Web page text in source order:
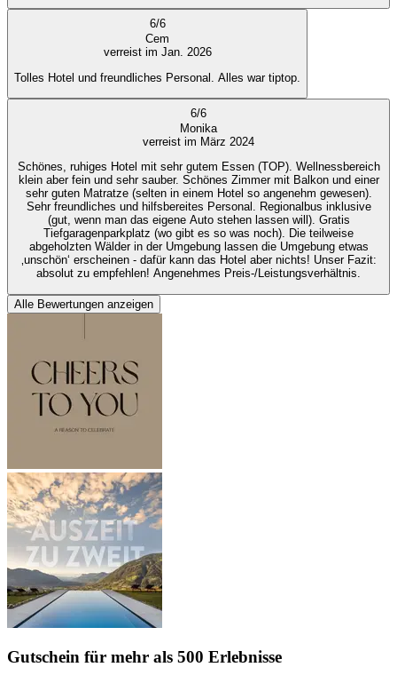
6/6
Cem
verreist im Jan. 2026
Tolles Hotel und freundliches Personal. Alles war tiptop.
6/6
Monika
verreist im März 2024
Schönes, ruhiges Hotel mit sehr gutem Essen (TOP). Wellnessbereich
klein aber fein und sehr sauber. Schönes Zimmer mit Balkon und einer
sehr guten Matratze (selten in einem Hotel so angenehm gewesen).
Sehr freundliches und hilfsbereites Personal. Regionalbus inklusive
(gut, wenn man das eigene Auto stehen lassen will). Gratis
Tiefgaragenparkplatz (wo gibt es so was noch). Die teilweise
abgeholzten Wälder in der Umgebung lassen die Umgebung etwas
‚unschön‘ erscheinen - dafür kann das Hotel aber nichts! Unser Fazit:
absolut zu empfehlen! Angenehmes Preis-/Leistungsverhältnis.
Alle Bewertungen anzeigen
Gutschein für mehr als 500 Erlebnisse